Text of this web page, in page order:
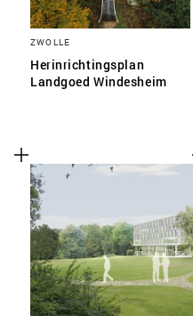
ZWOLLE
Herinrichtingsplan
Landgoed Windesheim